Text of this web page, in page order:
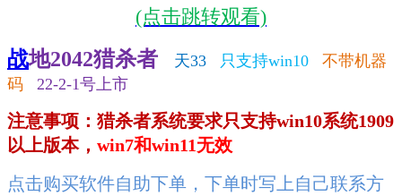
(点击跳转观看)
战地2042猎杀者 天33 只支持win10 不带机器
码
22-2-1号上市
注意事项：猎杀者系统要求只支持win10系统1909
以上版本， win7和win11无效
点击购买软件自助下单，下单时写上自己联系方